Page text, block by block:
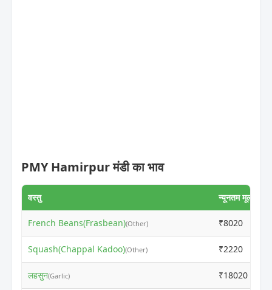
PMY Hamirpur मंडी का भाव
वस्तु न्यूनतम मूल्य
French Beans(Frasbean)(Other) ₹8020
Squash(Chappal Kadoo)(Other) ₹2220
लहसुन(Garlic) ₹18020